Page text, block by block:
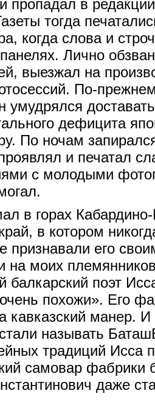
пропадал в
тогда
когда слова и
Лично
выезжал на
По-
умудрялся
дефицита
По ночам
и печатал
с молодыми
в горах
в котором
признавали его
на моих
балкарский поэт
похожи». Его
кавказский манер.
называть
традиций Исса
самовар фабрики
даже